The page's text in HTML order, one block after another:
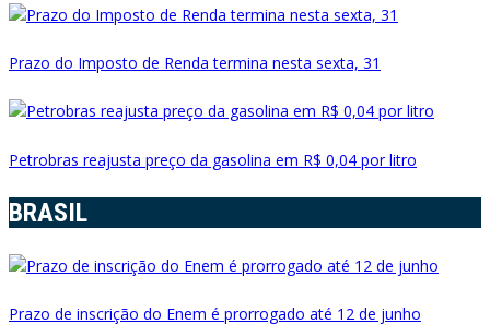
Prazo do Imposto de Renda termina nesta sexta, 31
Petrobras reajusta preço da gasolina em R$ 0,04 por litro
BRASIL
Prazo de inscrição do Enem é prorrogado até 12 de junho